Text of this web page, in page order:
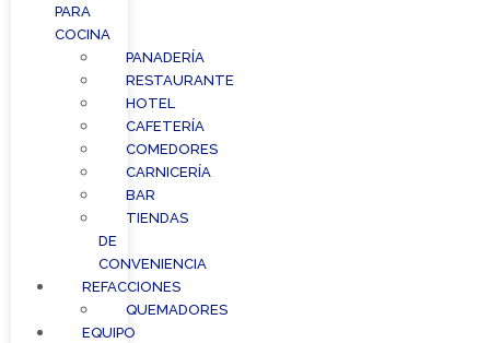
PARA
COCINA
PANADERÍA
RESTAURANTE
HOTEL
CAFETERÍA
COMEDORES
CARNICERÍA
BAR
TIENDAS
DE
CONVENIENCIA
REFACCIONES
QUEMADORES
EQUIPO